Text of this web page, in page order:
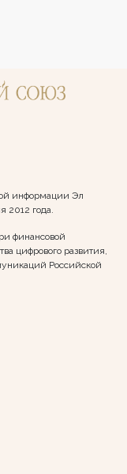
информации Эл
года.
финансовой
цифрового развития,
Российской